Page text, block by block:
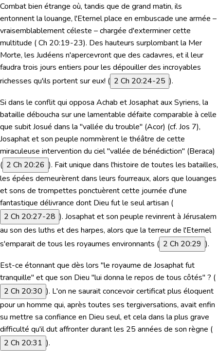
Combat bien étrange où, tandis que de grand matin, ils
entonnent la louange, l'Eternel place en embuscade une armée –
vraisemblablement céleste – chargée d'exterminer cette
multitude (Ch 20:19-23). Des hauteurs surplombant la Mer
Morte, les Judéens n'apercevront que des cadavres, et il leur
faudra trois jours entiers pour les dépouiller des incroyables
richesses qu'ils portent sur eux! ( 2 Ch 20:24-25 ).
Si dans le conflit qui opposa Achab et Josaphat aux Syriens, la
bataille déboucha sur une lamentable défaite comparable à celle
que subit Josué dans la "vallée du trouble" (Acor) (cf. Jos 7),
Josaphat et son peuple nommèrent le théâtre de cette
miraculeuse intervention du ciel "vallée de bénédiction" (Beraca)
( 2 Ch 20:26 ). Fait unique dans l'histoire de toutes les batailles,
les épées demeurèrent dans leurs fourreaux, alors que louanges
et sons de trompettes ponctuèrent cette journée d'une
fantastique délivrance dont Dieu fut le seul artisan (
2 Ch 20:27-28 ). Josaphat et son peuple revinrent à Jérusalem
au son des luths et des harpes, alors que la terreur de l'Eternel
s'emparait de tous les royaumes environnants ( 2 Ch 20:29 ).
Est-ce étonnant que dès lors "le royaume de Josaphat fut
tranquille" et que son Dieu "lui donna le repos de tous côtés" ? (
2 Ch 20:30 ). L'on ne saurait concevoir certificat plus éloquent
pour un homme qui, après toutes ses tergiversations, avait enfin
su mettre sa confiance en Dieu seul, et cela dans la plus grave
difficulté qu'il dut affronter durant les 25 années de son règne (
2 Ch 20:31 ).